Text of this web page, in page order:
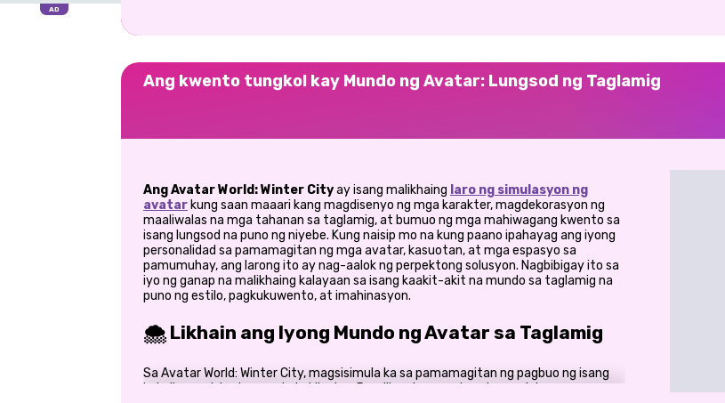
Ang kwento tungkol kay Mundo ng Avatar: Lungsod ng Taglamig
Ang Avatar World: Winter Cityay isang malikhaing laro ng simulasyon ng
avatarkung saan maaari kang magdisenyo ng mga karakter, magdekorasyon ng
maaliwalas na mga tahanan sa taglamig, at bumuo ng mga mahiwagang kwento sa
isang lungsod na puno ng niyebe. Kung naisip mo na kung paano ipahayag ang iyong
personalidad sa pamamagitan ng mga avatar, kasuotan, at mga espasyo sa
pamumuhay, ang larong ito ay nag-aalok ng perpektong solusyon. Nagbibigay ito sa
iyo ng ganap na malikhaing kalayaan sa isang kaakit-akit na mundo sa taglamig na
puno ng estilo, pagkukuwento, at imahinasyon.
🌨️ Likhain ang Iyong Mundo ng Avatar sa Taglamig
Sa Avatar World: Winter City, magsisimula ka sa pamamagitan ng pagbuo ng isang
kakaibang virtual na pagkakakilanlan. Pumili mula sa malawak na seleksyon ng mga